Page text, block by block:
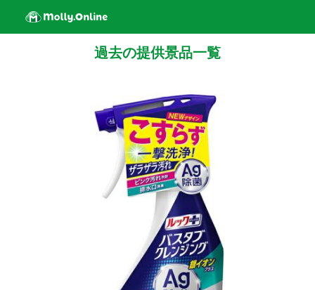
過去の提供景品一覧